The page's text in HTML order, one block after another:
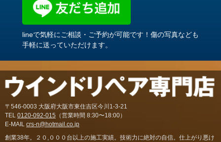
lineで気軽にご相談・ご予約が可能です！傷の写真なども
手軽に送っていただけます。
〒546-0003 大阪府大阪市東住吉区今川1-3-21
TEL 0120-092-015 （営業時間 8:30〜18:00）
E-MAIL crs-n@hotmail.co.jp
創業38年。２０,０００台以上の施工実績。技術力に絶対の自信。仕上がり悪け